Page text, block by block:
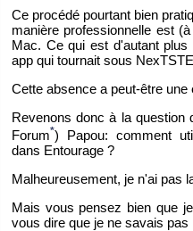
Ce pro­cédé pour­tant bien
ma­nière pro­fes­sion­nelle est
Mac. Ce qui est d'au­tant
app qui tour­nait sous
Cette ab­sence a peut-être
Re­ve­nons donc à la ques­tion
Forum*) Papou: com­ment
dans En­tou­rage ?
Mal­heu­reu­se­ment, je n'ai pas
Mais vous pen­sez bien que
vous dire que je ne sa­vais pas